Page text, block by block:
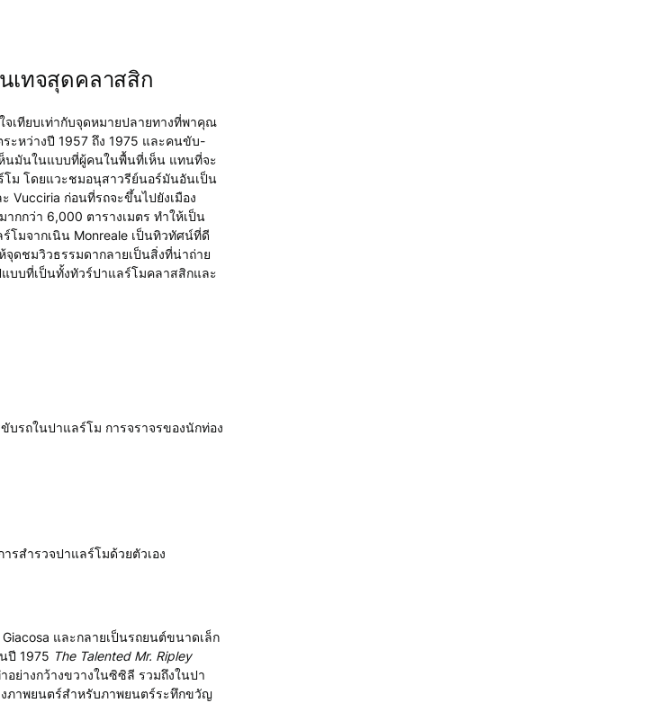
เทจสุดคลาสสิก
เทียบเท่ากับจุดหมายปลายทางที่พาคุณ
ะหว่างปี 1957 ถึง 1975 และคนขับ-
นมันในแบบที่ผู้คนในพื้นที่เห็น แทนที่จะ
ม โดยแวะชมอนุสาวรีย์นอร์มันอันเป็น
ก่อนที่รถจะขึ้นไปยังเมือง
กกว่า 6,000 ตารางเมตร ทำให้เป็น
มจากเนิน Monreale เป็นทิวทัศน์ที่ดี
จุดชมวิวธรรมดากลายเป็นสิ่งที่น่าถ่าย
บบที่เป็นทั้งทัวร์ปาแลร์โมคลาสสิกและ
บรถในปาแลร์โม การจราจรของนักท่อง
รสำรวจปาแลร์โมด้วยตัวเอง
และกลายเป็นรถยนต์ขนาดเล็ก
ปี 1975 The Talented Mr. Ripley
อย่างกว้างขวางในซิซิลี รวมถึงในปา
งภาพยนตร์สำหรับภาพยนตร์ระทึกขวัญ